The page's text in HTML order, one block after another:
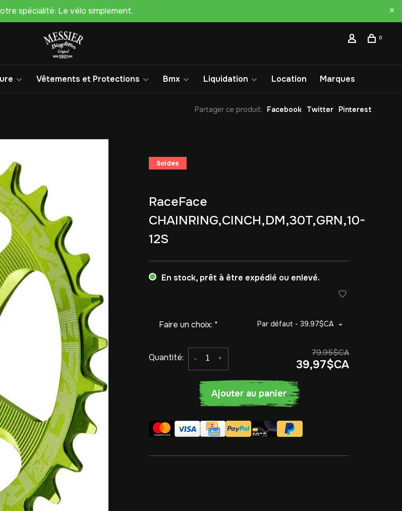
spécialité: Le vélo simplement.
0
Vêtements et Protections Bmx Liquidation Location Marques
Partager ce produit: Facebook Twitter Pinterest
Soldes
RaceFace
CHAINRING,CINCH,DM,30T,GRN,10-
12S
En stock, prêt à être expédié ou enlevé.
Faire un choix: * Par défaut - 39,97$CA
Quantité: +
-
79,95$CA
39,97$CA
Ajouter au panier